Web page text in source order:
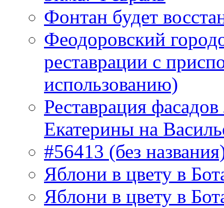
Фонтан будет
Феодоровский
реставрации с
использованию)
Реставрация
Екатерины на
#56413 (без
Яблони в цвету в
Яблони в цвету в